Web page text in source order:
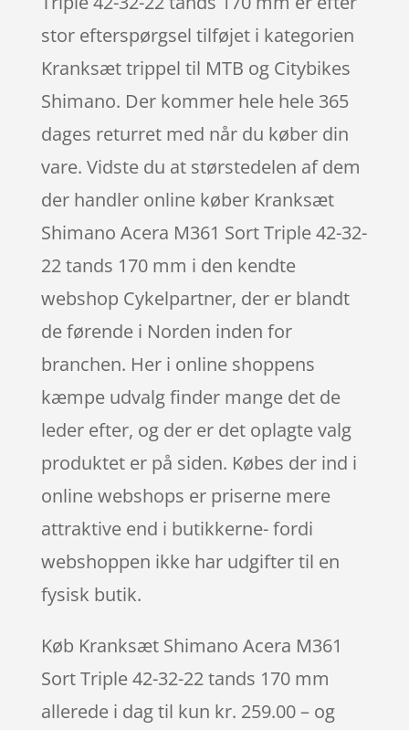
stor efterspørgsel tilføjet i kategorien
Kranksæt trippel til MTB og Citybikes
Shimano. Der kommer hele hele 365
dages returret med når du køber din
vare. Vidste du at størstedelen af dem
der handler online køber Kranksæt
Shimano Acera M361 Sort Triple 42-32-
22 tands 170 mm i den kendte
webshop Cykelpartner, der er blandt
de førende i Norden inden for
branchen. Her i online shoppens
kæmpe udvalg finder mange det de
leder efter, og der er det oplagte valg
produktet er på siden. Købes der ind i
online webshops er priserne mere
attraktive end i butikkerne- fordi
webshoppen ikke har udgifter til en
fysisk butik.
Køb Kranksæt Shimano Acera M361
Sort Triple 42-32-22 tands 170 mm
allerede i dag til kun kr. 259.00 – og